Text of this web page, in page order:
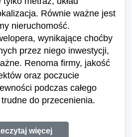
Równie ważne jest
nieruchomość.
wynikające choćby
przez niego inwestycji,
Renoma firmy, jakość
oraz poczucie
podczas całego
do przecenienia.
więcej